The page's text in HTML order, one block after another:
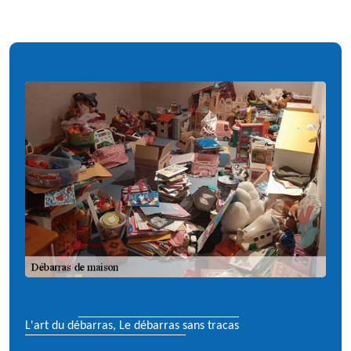
L'art du débarras, Le débarras sans tracas